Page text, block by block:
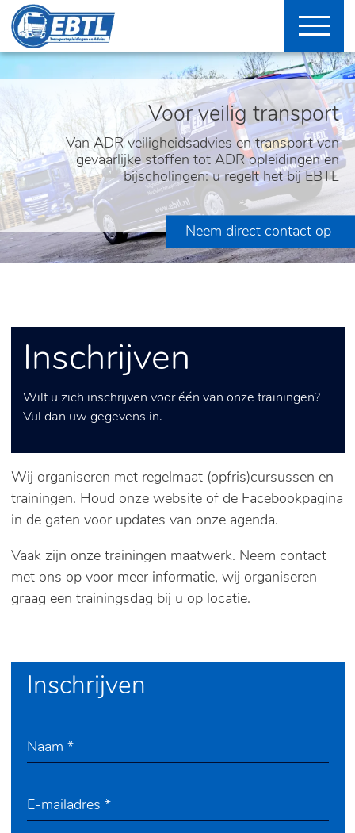
Voor veilig transport
Van ADR veiligheidsadvies en transport van
gevaarlijke stoffen tot ADR opleidingen en
bijscholingen: u regelt het bij EBTL
Neem direct contact op
Inschrijven
Wilt u zich inschrijven voor één van onze trainingen?
Vul dan uw gegevens in.
Wij organiseren met regelmaat (opfris)cursussen en
trainingen. Houd onze website of de Facebookpagina
in de gaten voor updates van onze agenda.
Vaak zijn onze trainingen maatwerk. Neem contact
met ons op voor meer informatie, wij organiseren
graag een trainingsdag bij u op locatie.
Inschrijven